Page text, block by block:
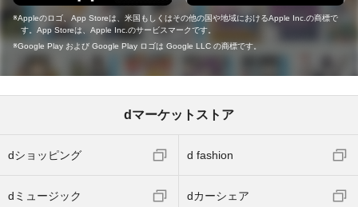
Appleのロゴ、App Storeは、米国もしくはその他の国や地域におけるApple Inc.の商標で
す。App Storeは、Apple Inc.のサービスマークです。
Google Play および Google Play ロゴは Google LLC の商標です。
dマーケットストア
dショッピング d fashion
dミュージック dカーシェア